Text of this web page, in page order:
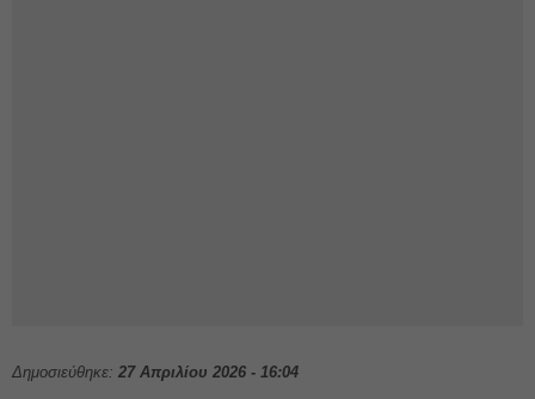
Δημοσιεύθηκε: 27 Απριλίου 2026 - 16:04